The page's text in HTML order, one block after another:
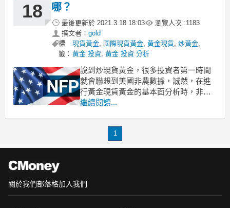
18
哪？
最後更新於 2021.3.18 18:03 瀏覽人次 :1183
撰文者： gold
標
籤：
現貨黃金, 國際現貨黃金,黃金現貨,炒黃金,
黃金 投資,黃金 投資 分析
說到炒現貨黃金，很多投資者第一時間
就會聯想到美國非農數據，誠然，在進
行黃金現貨黃金的基本面分析時，非農
數據是投資者必須關注、參考的重要因
1、非農對金價有什麼影響？
繼續閱讀...
1
關於我們部落格加入我們